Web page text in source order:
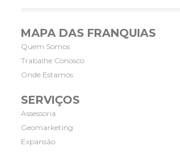
MAPA DAS FRANQUIAS
Quem Somos
Trabalhe Conosco
Onde Estamos
SERVIÇOS
Assessoria
Geomarketing
Expansão